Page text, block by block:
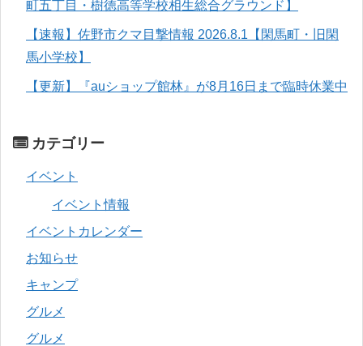
町五丁目・樹徳高等学校相生総合グラウンド】
【速報】佐野市クマ目撃情報 2026.8.1【閑馬町・旧閑
馬小学校】
【更新】『auショップ館林』が8月16日まで臨時休業中
カテゴリー
イベント
イベント情報
イベントカレンダー
お知らせ
キャンプ
グルメ
グルメ